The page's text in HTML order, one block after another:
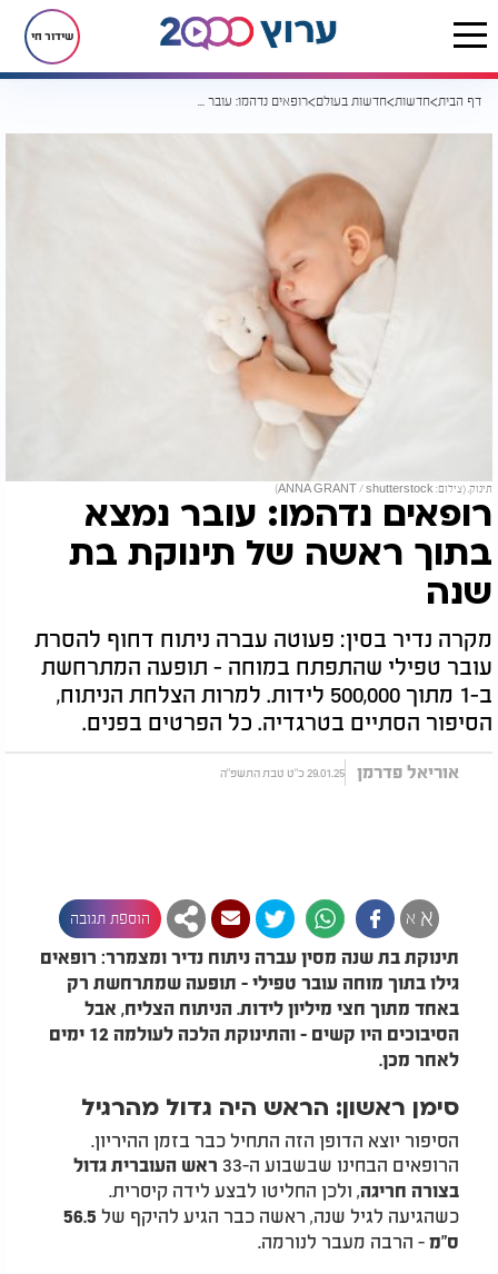
שידור חי
דף הבית חדשות חדשות בעולם רופאים נדהמו: עובר נמצא בתוך ראשה של תינוקת בת שנה
תינוק. (צילום: ANNA GRANT / shutterstock)
רופאים נדהמו: עובר נמצא
בתוך ראשה של תינוקת בת
שנה
מקרה נדיר בסין: פעוטה עברה ניתוח דחוף להסרת
עובר טפילי שהתפתח במוחה - תופעה המתרחשת
ב-1 מתוך 500,000 לידות. למרות הצלחת הניתוח,
הסיפור הסתיים בטרגדיה. כל הפרטים בפנים.
אוריאל פדרמן 29.01.25 כ"ט טבת התשפ"ה
א א הוספת תגובה
תינוקת בת שנה מסין עברה ניתוח נדיר ומצמרר: רופאים
גילו בתוך מוחה עובר טפילי - תופעה שמתרחשת רק
באחד מתוך חצי מיליון לידות. הניתוח הצליח, אבל
הסיבוכים היו קשים - והתינוקת הלכה לעולמה 12 ימים
לאחר מכן.
סימן ראשון: הראש היה גדול מהרגיל
הסיפור יוצא הדופן הזה התחיל כבר בזמן ההיריון.
הרופאים הבחינו שבשבוע ה-33
ראש העוברית גדול
בצורה חריגה, ולכן החליטו לבצע לידה קיסרית.
כשהגיעה לגיל שנה, ראשה כבר הגיע להיקף של 56.5
ס"מ - הרבה מעבר לנורמה.